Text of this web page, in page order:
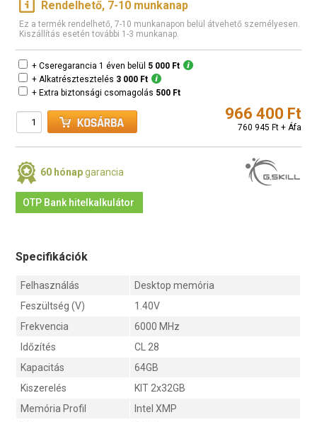
Rendelhető, 7-10 munkanap
Ez a termék rendelhető, 7-10 munkanapon belül átvehető személyesen.
Kiszállítás esetén további 1-3 munkanap.
+ Cseregarancia 1 éven belül 5 000 Ft
+ Alkatrésztesztelés 3 000 Ft
+ Extra biztonsági csomagolás 500 Ft
966 400 Ft
760 945 Ft + Áfa
60 hónapgarancia
OTP Bank hitelkalkulátor
Specifikációk
Felhasználás
Desktop memória
Feszültség (V)
1.40V
Frekvencia
6000 MHz
Időzítés
CL 28
Kapacitás
64GB
Kiszerelés
KIT 2x32GB
Memória Profil
Intel XMP